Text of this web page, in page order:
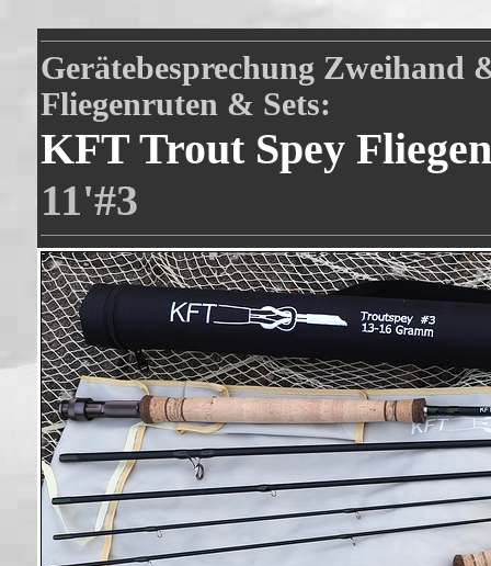
Gerätebesprechung Zweihand
Fliegenruten & Sets:
KFT Trout Spey
11'#3